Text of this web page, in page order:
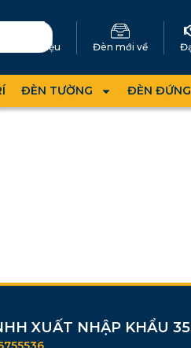
Giới thiệu Đèn mới về
ĐÈN TƯỜNG ĐÈN ĐỨNG
XUẤT NHẬP KHẨU